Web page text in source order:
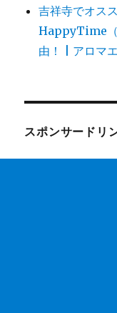
吉祥寺でオス
HappyTime（
由！ | アロマ
スポンサードリ